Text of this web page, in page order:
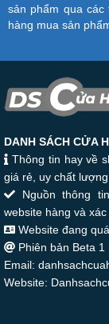
sản phẩm qua
hàng mua sản
DANH SÁCH CỬA
Thông tin hay về
giá rẻ, uy chất
Nguồn thông
website hàng và
Website đang
Phiên bản Beta 1
Email:
Website: